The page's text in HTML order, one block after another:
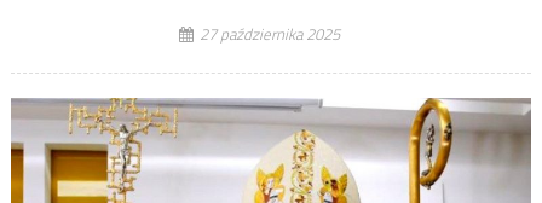
27 października 2025